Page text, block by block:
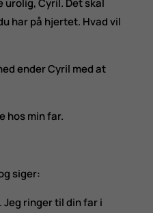
urolig, Cyril. Det skal
har på hjertet. Hvad vil
ender Cyril med at
hos min far.
siger:
Jeg ringer til din far i